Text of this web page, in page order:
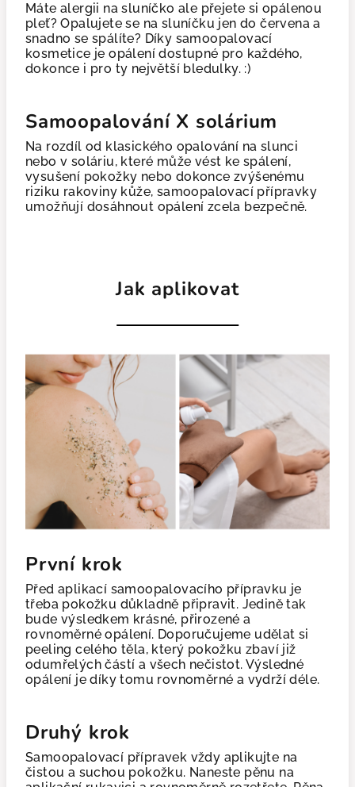
Máte alergii na sluníčko ale přejete si opálenou
pleť? Opalujete se na sluníčku jen do červena a
snadno se spálíte? Díky samoopalovací
kosmetice je opálení dostupné pro každého,
dokonce i pro ty největší bledulky. :)
Samoopalování X solárium
Na rozdíl od klasického opalování na slunci
nebo v soláriu, které může vést ke spálení,
vysušení pokožky nebo dokonce zvýšenému
riziku rakoviny kůže, samoopalovací přípravky
umožňují dosáhnout opálení zcela bezpečně.
Jak aplikovat
První krok
Před aplikací samoopalovacího přípravku je
třeba pokožku důkladně připravit. Jedině tak
bude výsledkem krásné, přirozené a
rovnoměrné opálení. Doporučujeme udělat si
peeling celého těla, který pokožku zbaví již
odumřelých částí a všech nečistot. Výsledné
opálení je díky tomu rovnoměrné a vydrží déle.
Druhý krok
Samoopalovací přípravek vždy aplikujte na
čistou a suchou pokožku. Naneste pěnu na